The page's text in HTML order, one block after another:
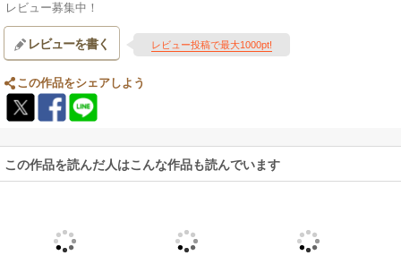
レビュー募集中！
レビューを書く レビュー投稿で最大1000pt!
この作品をシェアしよう
この作品を読んだ人はこんな作品も読んでいます